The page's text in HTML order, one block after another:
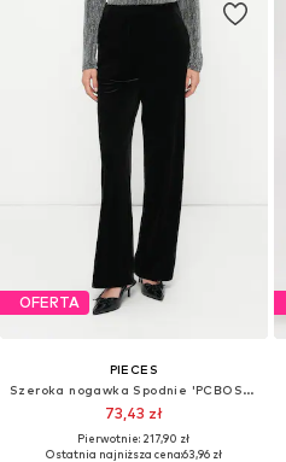
OFERTA
PIECES
Szeroka nogawka Spodnie 'PCBOSELLA'
73,43 zł
Pierwotnie: 217,90 zł
Ostatnia najniższa cena:63,96 zł